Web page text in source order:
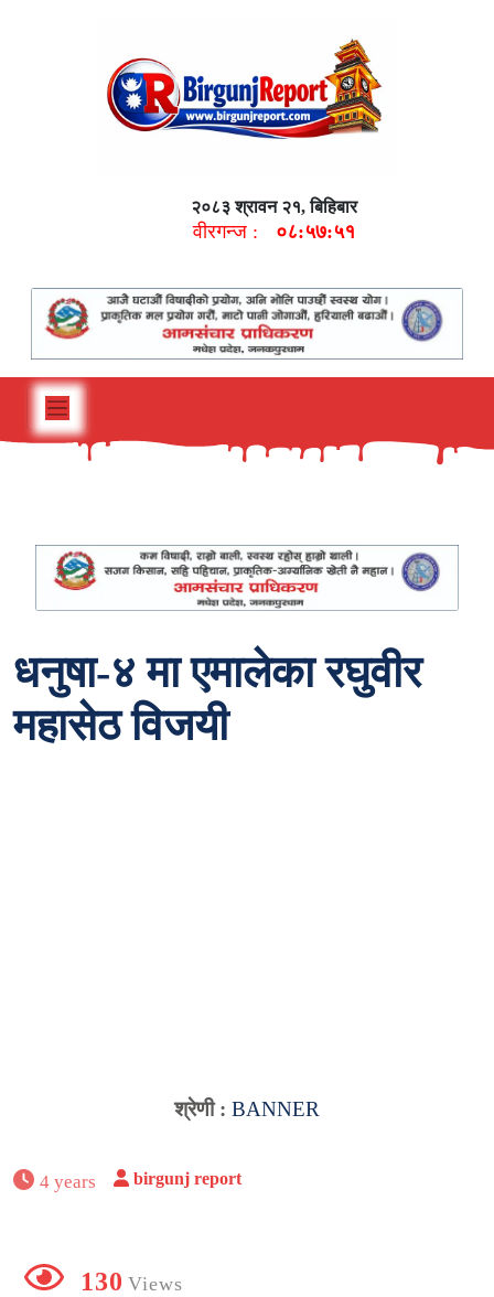
२०८३ श्रावन २१, बिहिबार
वीरगन्ज : ०८:५७:५२
धनुषा-४ मा एमालेका रघुवीर
महासेठ विजयी
श्रेणी : BANNER
4 years birgunj report
130 Views